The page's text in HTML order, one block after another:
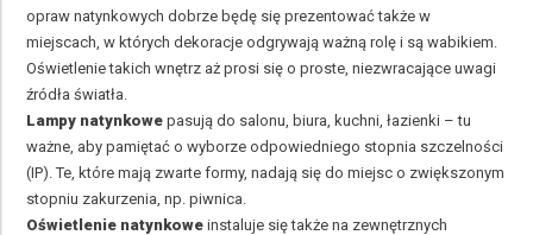
opraw natynkowych dobrze będę się prezentować także w
miejscach, w których dekoracje odgrywają ważną rolę i są wabikiem.
Oświetlenie takich wnętrz aż prosi się o proste, niezwracające uwagi
źródła światła.
Lampy natynkowe pasują do salonu, biura, kuchni, łazienki – tu
ważne, aby pamiętać o wyborze odpowiedniego stopnia szczelności
(IP). Te, które mają zwarte formy, nadają się do miejsc o zwiększonym
stopniu zakurzenia, np. piwnica.
Oświetlenie natynkowe instaluje się także na zewnętrznych